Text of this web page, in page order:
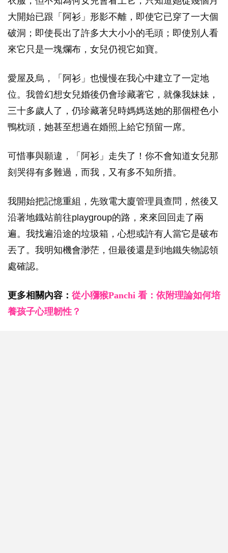
大開始已跟「阿衫」形影不離，即使它已穿了一大個
破洞；即使長出了許多大大小小的毛頭；即使別人看
來它只是一塊爛布，女兒仍視它如寶。
愛屋及烏，「阿衫」也慢慢在我心中建立了一定地
位。我曾幻想女兒婚後仍會珍藏著它，就像我妹妹，
三十多歲人了，仍珍藏著兒時媽媽送她的那個橙色小
鴨枕頭，她甚至想過在婚照上給它預留一席。
可惜事與願違，「阿衫」走失了！你不會知道女兒那
刻哭得有多難過，而我，又有多不知所措。
我開始把記憶重組，先致電大廈管理員查問，然後又
沿著地鐡站前往playgroup的路，來來回回走了兩
遍。我找遍沿途的垃圾箱，心想或許有人當它是破布
丟了。我明知機會渺茫，但最後還是到地鐵失物認領
處確認。
更多相關內容： 從小獼猴Panchi 看：依附理論如何培
養孩子心理韌性？